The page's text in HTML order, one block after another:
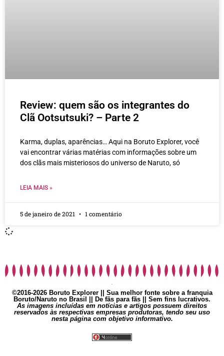
Review: quem são os integrantes do
Clã Ootsutsuki? – Parte 2
Karma, duplas, aparências… Aqui na Boruto Explorer, você
vai encontrar várias matérias com informações sobre um
dos clãs mais misteriosos do universo de Naruto, só
LEIA MAIS »
5 de janeiro de 2021 1 comentário
©2016-2026 Boruto Explorer || Sua melhor fonte sobre a franquia
Boruto/Naruto no Brasil || De fãs para fãs || Sem fins lucrativos.
As imagens incluídas em notícias e artigos possuem direitos
reservados às respectivas empresas produtoras, tendo seu uso
nesta página com objetivo informativo.